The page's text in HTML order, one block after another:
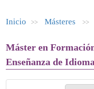
Inicio >> Másteres >>
Máster en
Enseñanza de